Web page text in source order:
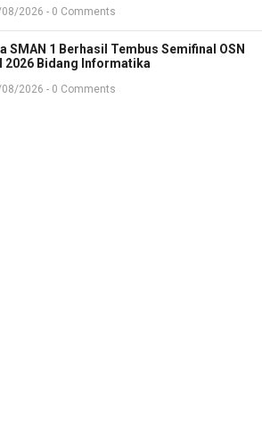
2026 - 0 Comments
SMAN 1 Berhasil Tembus Semifinal OSN
2026 Bidang Informatika
2026 - 0 Comments